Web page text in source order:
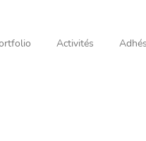
Activités